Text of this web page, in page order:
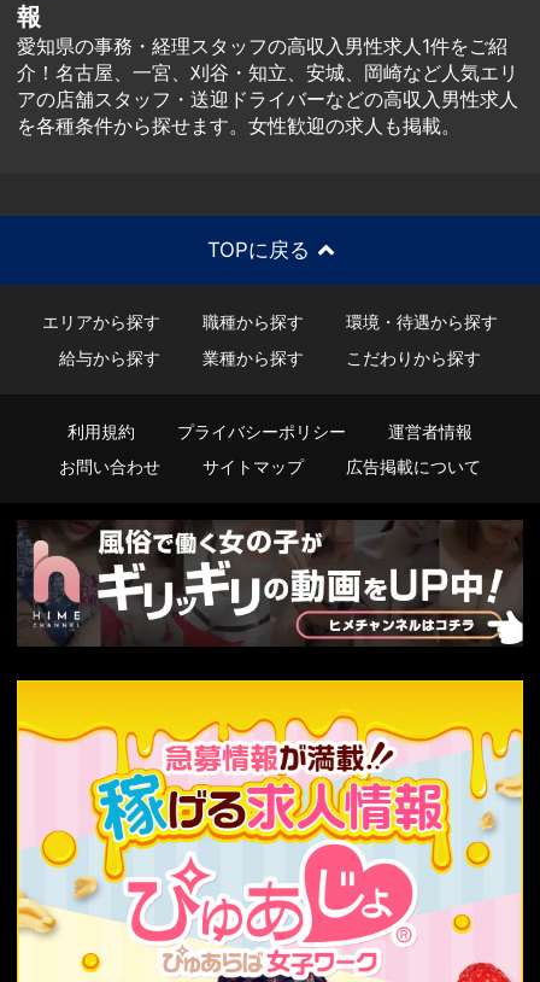
報
愛知県の事務・経理スタッフの高収入男性求人1件をご紹
介！名古屋、一宮、刈谷・知立、安城、岡崎など人気エリ
アの店舗スタッフ・送迎ドライバーなどの高収入男性求人
を各種条件から探せます。女性歓迎の求人も掲載。
TOPに戻る
エリアから探す 職種から探す
環境・待遇から探す
給与から探す
業種から探す こだわりから探す
利用規約 プライバシーポリシー
運営者情報
お問い合わせ
サイトマップ 広告掲載について